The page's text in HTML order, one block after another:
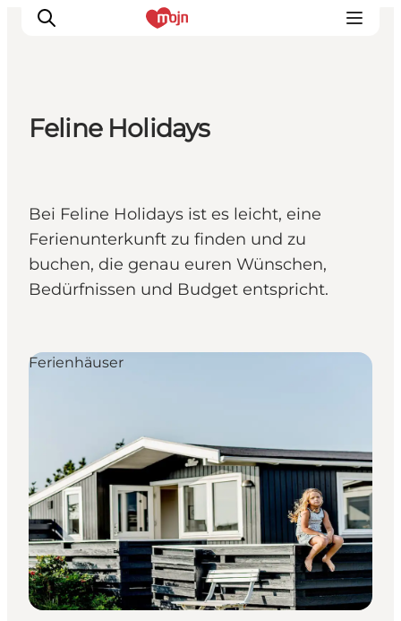
Events
Übernachtung
Plane deine Reise
Booking
Feline Holidays
Bei Feline Holidays ist es leicht, eine
Ferienunterkunft zu finden und zu
buchen, die genau euren Wünschen,
Bedürfnissen und Budget entspricht.
Ferienhäuser